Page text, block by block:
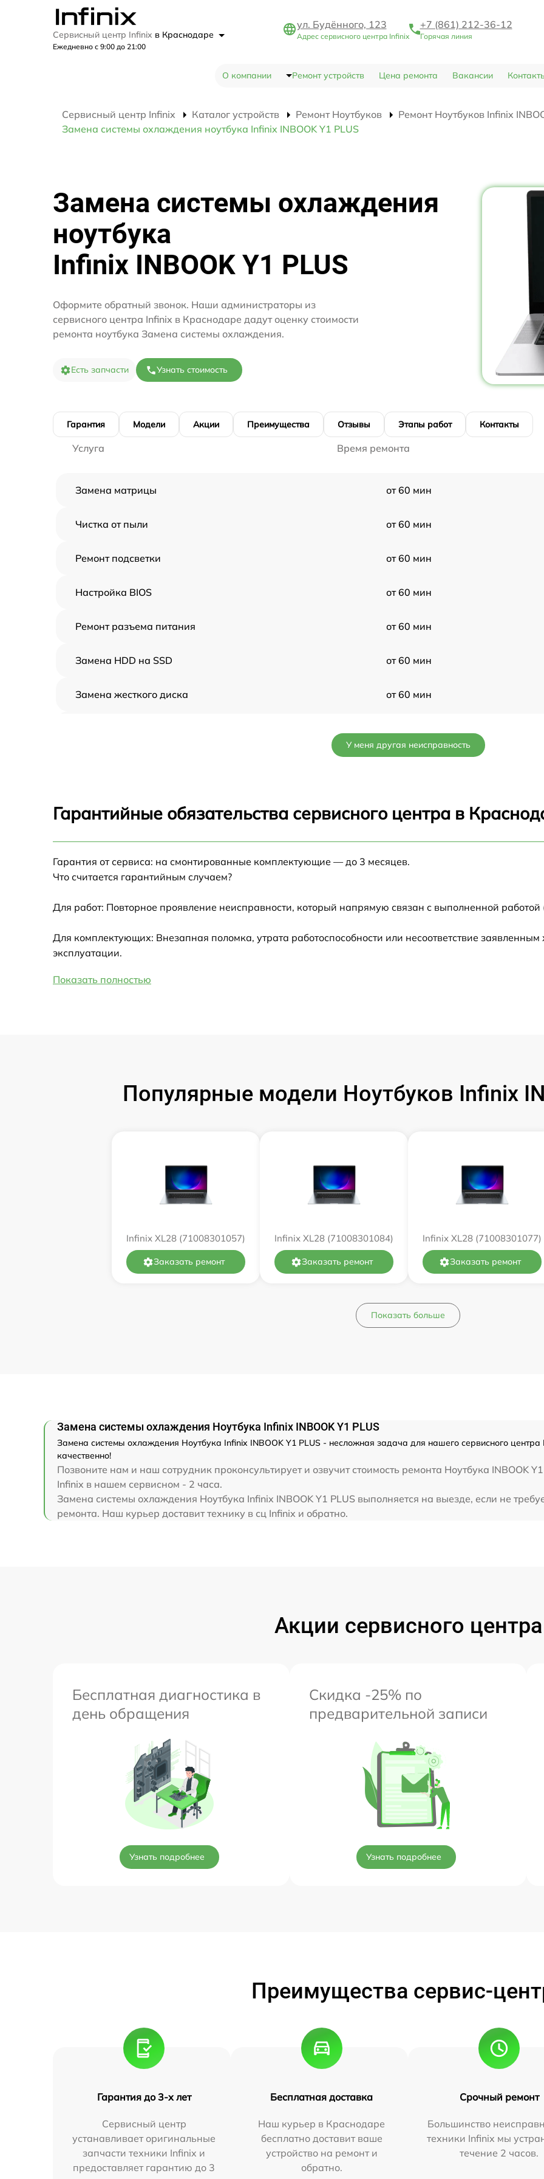
Сервисный центр Infinix в Краснодаре
Ежедневно с 9:00 до 21:00
ул. Будённого, 123
Адрес сервисного центра Infinix
+7 (861) 212-36-12
Горячая линия
О компании Ремонт устройств Цена ремонта Вакансии
Сервисный центр Infinix Каталог устройств Ремонт Ноутбуков
Ремонт Ноутбуков Infinix
Замена системы охлаждения ноутбука Infinix INBOOK Y1 PLUS
Замена системы охлаждения
ноутбука
Infinix INBOOK Y1 PLUS
Оформите обратный звонок. Наши администраторы из
сервисного центра Infinix в Краснодаре дадут оценку стоимости
ремонта ноутбука Замена системы охлаждения.
Есть запчасти Узнать стоимость
Гарантия Модели Акции Преимущества Отзывы Этапы работ Контакты
Услуга Время ремонта
Замена матрицы от 60 мин
Чистка от пыли от 60 мин
Ремонт подсветки от 60 мин
Настройка BIOS от 60 мин
Ремонт разъема питания от 60 мин
Замена HDD на SSD от 60 мин
Замена жесткого диска от 60 мин
Замена HDMI от 60 мин
Ремонт дисковода от 60 мин
Замена оперативной памяти от 60 мин
Замена системы охлаждения
Замена термопасты
Замена экрана от 60 мин
Замена северного моста от 60 мин
от 60 мин
Замена тачпада от 60 мин
Увеличение оперативной памяти от 60 мин
У меня другая неисправность
Гарантийные обязательства сервисного центра в
Гарантия от сервиса: на смонтированные комплектующие — до 3 месяцев.
Что считается гарантийным случаем?
Для работ: Повторное проявление неисправности, который напрямую связан с выполненной
Для комплектующих: Внезапная поломка, утрата работоспособности или несоответствие
эксплуатации.
Показать полностью
Популярные модели Ноутбуков Infinix
Infinix XL28 (71008301057)
Заказать ремонт
Infinix XL28 (71008301084)
Заказать ремонт
Infinix XL28 (71008301077)
Заказать ремонт
Показать больше
Замена системы охлаждения Ноутбука Infinix INBOOK Y1 PLUS
Замена системы охлаждения Ноутбука Infinix INBOOK Y1 PLUS - несложная задача для нашего сервисного
качественно!
Позвоните нам и наш сотрудник проконсультирует и озвучит стоимость ремонта Ноутбука INBOOK
Infinix в нашем сервисном - 2 часа.
Замена системы охлаждения Ноутбука Infinix INBOOK Y1 PLUS выполняется на выезде, если не
ремонта. Наш курьер доставит технику в сц Infinix и обратно.
Акции сервисного центра
Бесплатная диагностика в
день обращения
Узнать подробнее
Скидка -25% по
предварительной записи
Узнать подробнее
Преимущества сервис-
Гарантия до 3-х лет
Сервисный центр
устанавливает оригинальные
запчасти техники Infinix и
предоставляет гарантию до 3
Бесплатная доставка
Наш курьер в Краснодаре
бесплатно доставит ваше
устройство на ремонт и
обратно.
Срочный ремонт
Большинство
техники Infinix мы
течение 2 часов.